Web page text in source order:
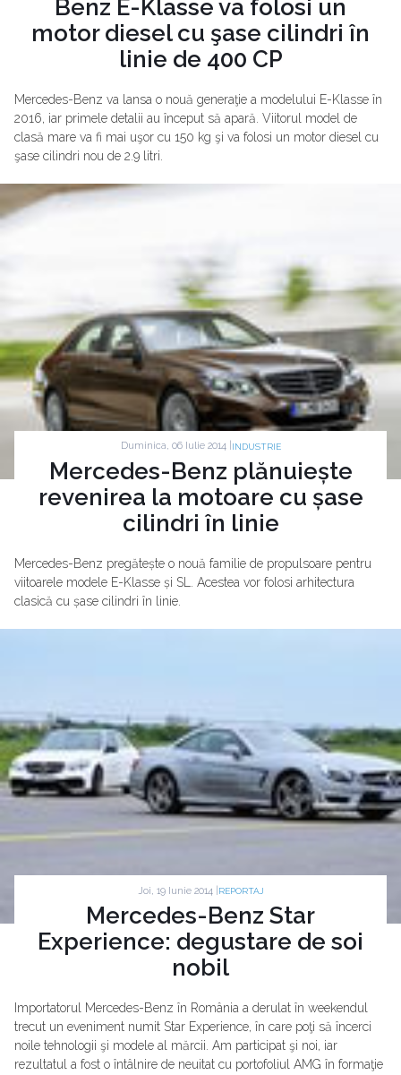
Benz E-Klasse va folosi un
motor diesel cu şase cilindri în
linie de 400 CP
Mercedes-Benz va lansa o nouă generaţie a modelului E-Klasse în
2016, iar primele detalii au început să apară. Viitorul model de
clasă mare va fi mai uşor cu 150 kg şi va folosi un motor diesel cu
şase cilindri nou de 2.9 litri.
Duminica, 06 Iulie 2014 | INDUSTRIE
Mercedes-Benz plănuiește
revenirea la motoare cu șase
cilindri în linie
Mercedes-Benz pregătește o nouă familie de propulsoare pentru
viitoarele modele E-Klasse și SL. Acestea vor folosi arhitectura
clasică cu șase cilindri în linie.
Joi, 19 Iunie 2014 | REPORTAJ
Mercedes-Benz Star
Experience: degustare de soi
nobil
Importatorul Mercedes-Benz în România a derulat în weekendul
trecut un eveniment numit Star Experience, în care poţi să încerci
noile tehnologii şi modele al mărcii. Am participat şi noi, iar
rezultatul a fost o întâlnire de neuitat cu portofoliul AMG în formaţie